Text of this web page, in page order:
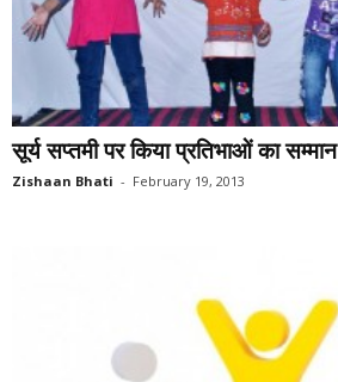
सूर्य सप्तमी पर किया प्रतिभाओं का सम्मान
Zishaan Bhati - February 19, 2013